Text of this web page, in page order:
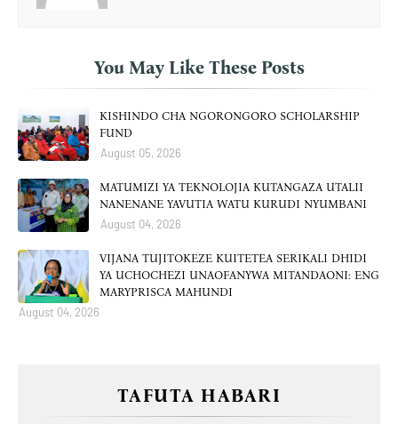
You May Like These Posts
KISHINDO CHA NGORONGORO SCHOLARSHIP
FUND
August 05, 2026
MATUMIZI YA TEKNOLOJIA KUTANGAZA UTALII
NANENANE YAVUTIA WATU KURUDI NYUMBANI
August 04, 2026
VIJANA TUJITOKEZE KUITETEA SERIKALI DHIDI
YA UCHOCHEZI UNAOFANYWA MITANDAONI: ENG
MARYPRISCA MAHUNDI
August 04, 2026
TAFUTA HABARI